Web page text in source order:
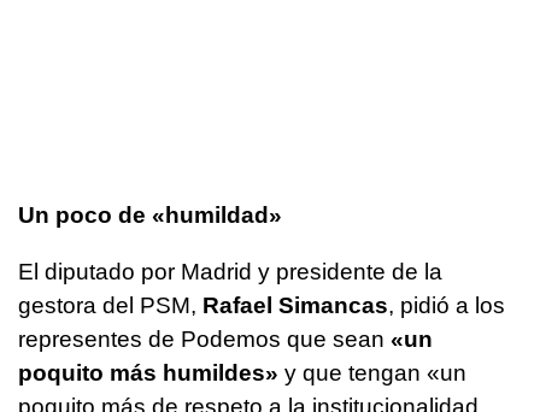
Un poco de «humildad»
El diputado por Madrid y presidente de la
gestora del PSM, Rafael Simancas, pidió a los
representes de Podemos que sean «un
poquito más humildes» y que tengan «un
poquito más de respeto a la institucionalidad